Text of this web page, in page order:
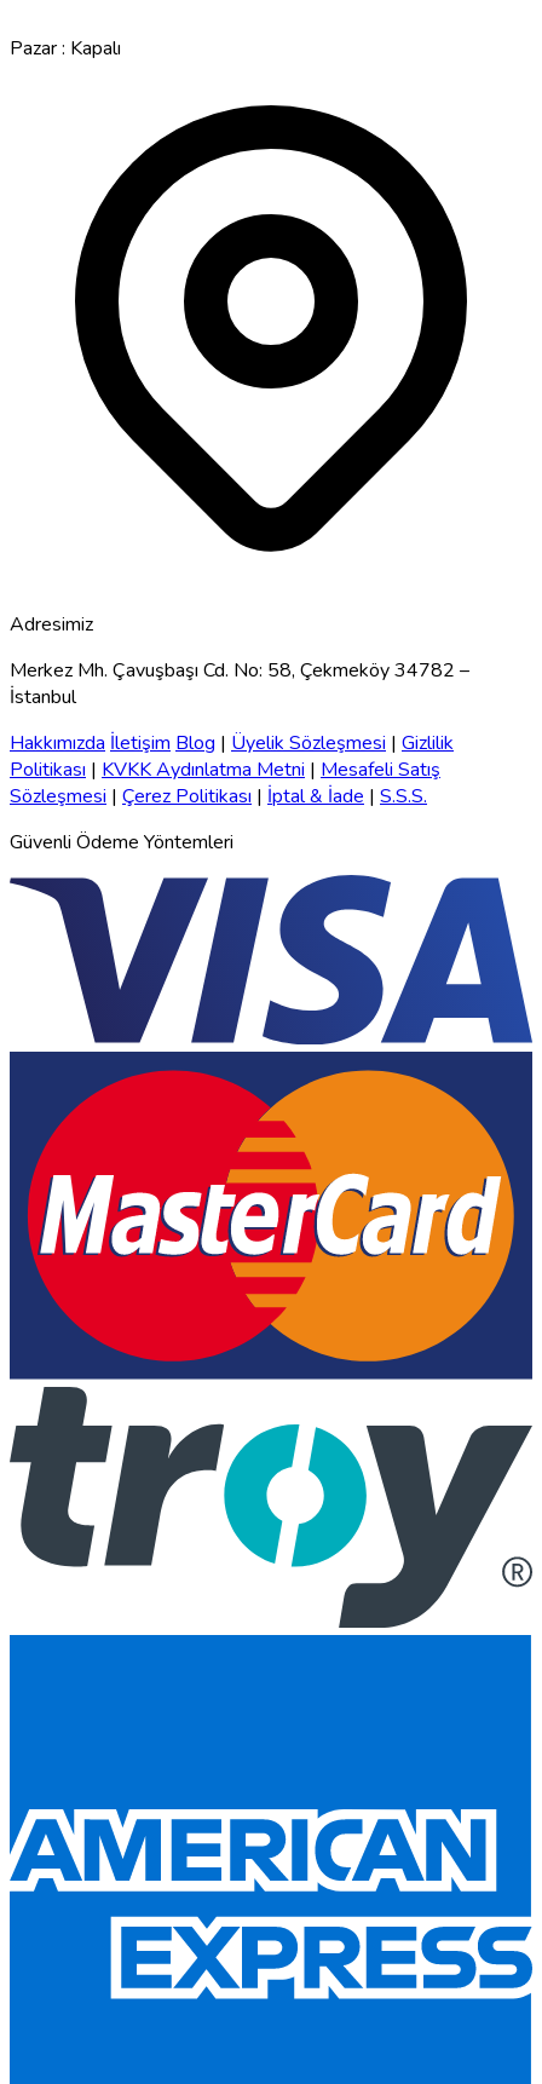
Pazar : Kapalı
Adresimiz
Merkez Mh. Çavuşbaşı Cd. No: 58, Çekmeköy 34782 –
İstanbul
Hakkımızda İletişim Blog | Üyelik Sözleşmesi | Gizlilik
Politikası | KVKK Aydınlatma Metni | Mesafeli Satış
Sözleşmesi | Çerez Politikası | İptal & İade | S.S.S.
Güvenli Ödeme Yöntemleri